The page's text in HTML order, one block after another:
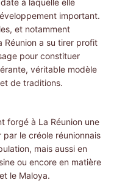
date à laquelle elle
important.
et notamment
Réunion a su tirer profit
pour constituer
véritable modèle
de traditions.
forgé à La Réunion une
le créole réunionnais
mais aussi en
ou encore en matière
le Maloya.